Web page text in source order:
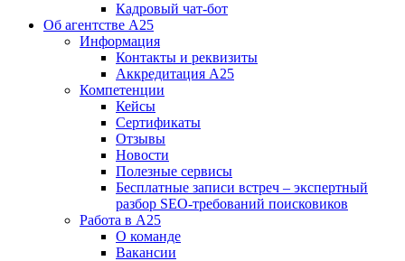
Кадровый чат-бот
Об агентстве А25
Информация
Контакты и реквизиты
Аккредитация А25
Компетенции
Кейсы
Сертификаты
Отзывы
Новости
Полезные сервисы
Бесплатные записи встреч – экспертный
разбор SEO-требований поисковиков
Работа в А25
О команде
Вакансии